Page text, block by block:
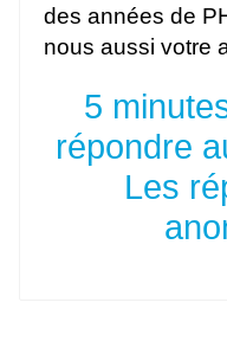
des années de
nous aussi votre
5
répondre
Les